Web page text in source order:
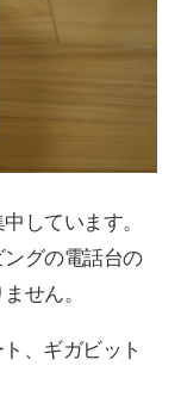
しています。
グの電話台の
せん。
、ギガビット